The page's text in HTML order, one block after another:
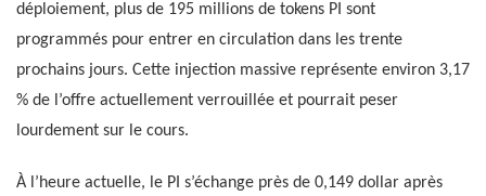
déploiement, plus de 195 millions de tokens PI sont
programmés pour entrer en circulation dans les trente
prochains jours. Cette injection massive représente environ 3,17
% de l’offre actuellement verrouillée et pourrait peser
lourdement sur le cours.
À l’heure actuelle, le PI s’échange près de 0,149 dollar après